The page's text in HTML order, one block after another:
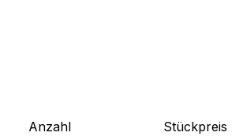
Anzahl Stückpreis